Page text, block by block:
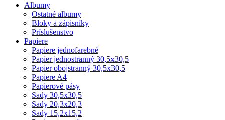
Albumy
Ostatné albumy
Bloky a zápisníky
Príslušenstvo
Papiere
Papiere jednofarebné
Papier jednostranný 30,5x30,5
Papier obojstranný 30,5x30,5
Papiere A4
Papierové pásy
Sady 30,5x30,5
Sady 20,3x20,3
Sady 15,2x15,2